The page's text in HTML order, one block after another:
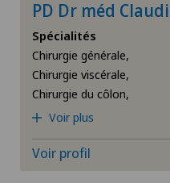
Déchirure des ligaments
Déchirure du ménisque
Dermatologie &
PD Dr méd
Spécialités
Chirurgie générale,
Chirurgie viscérale,
Chirurgie du côlon,
Voir plus
Voir profil